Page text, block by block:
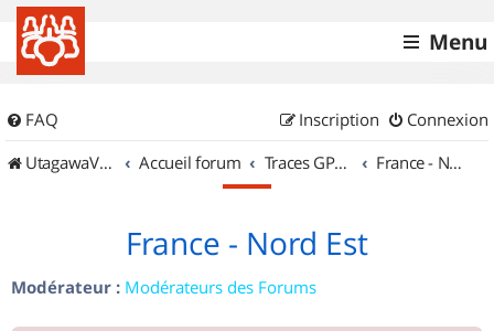
Menu
FAQ Connexion
Inscription
UtagawaVTT (Randos VTT et VTTAE avec traces GPS)
Accueil forum Traces GPS de randos VTT France - Nord Est
France - Nord Est
Modérateur : Modérateurs des Forums